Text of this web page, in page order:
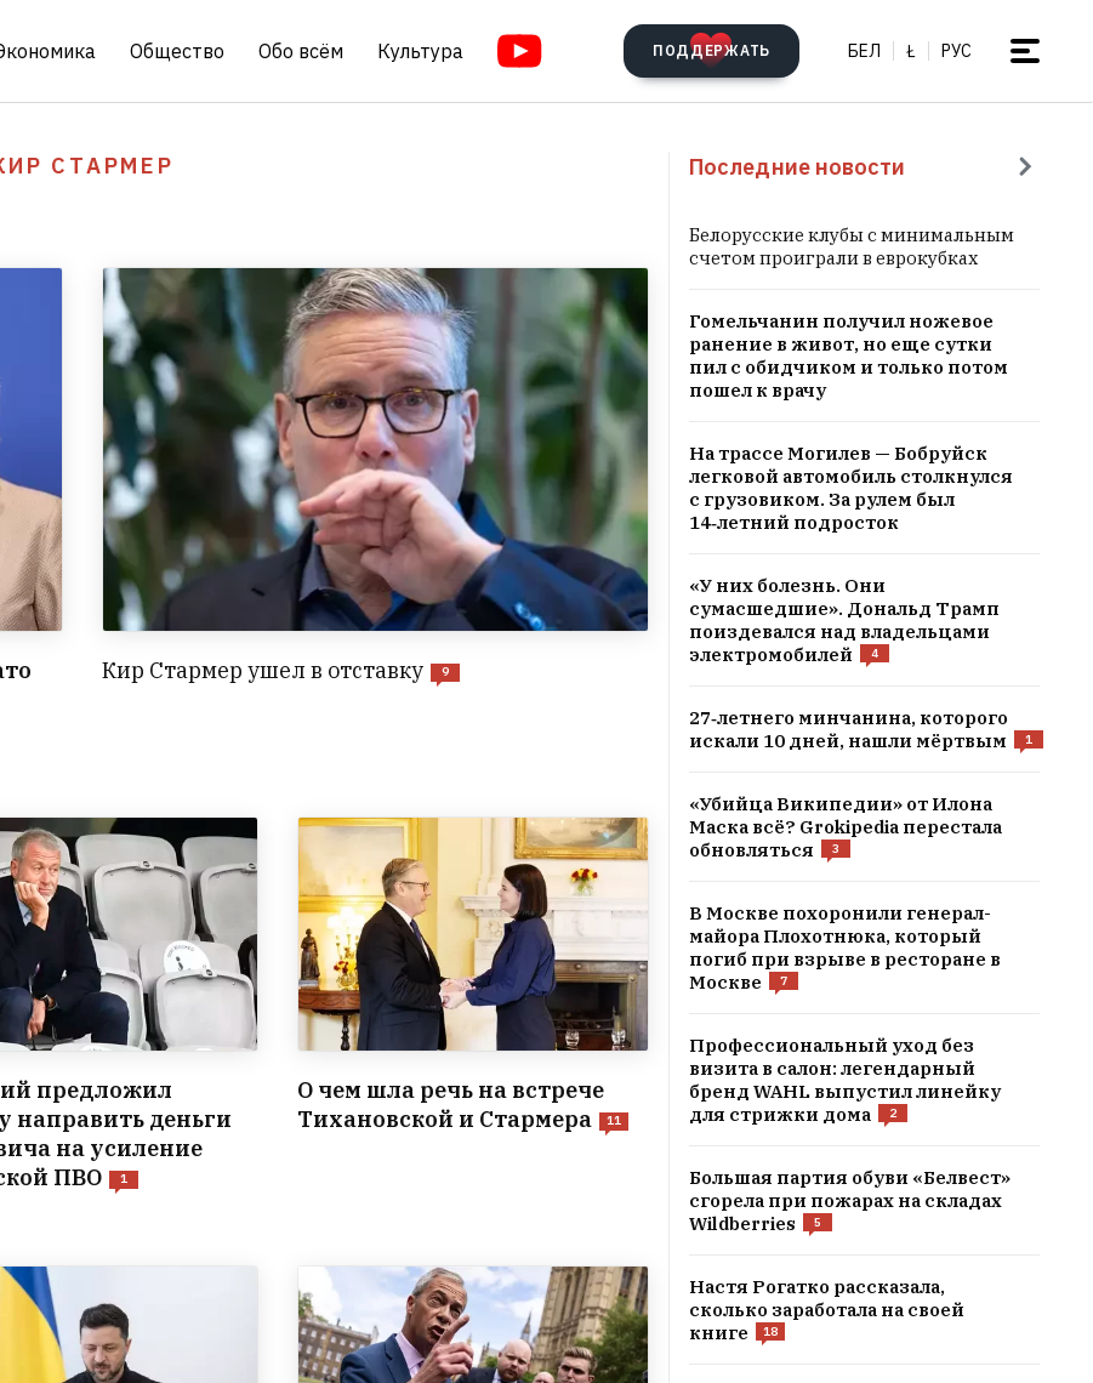
Общество Обо всём Культура ПОДДЕРЖАТЬ БЕЛ Ł РУС
СТАРМЕР
Кир Стармер ушел в отставку 9
предложил
направить деньги
на усиление
ПВО
1
О чем шла речь на встрече
Тихановской и Стармера
11
Последние новости
Белорусские клубы с минимальным
счетом проиграли в еврокубках
Гомельчанин получил ножевое
ранение в живот, но еще сутки
пил с обидчиком и только потом
пошел к врачу
На трассе Могилев — Бобруйск
легковой автомобиль столкнулся
с грузовиком. За рулем был
14‑летний подросток
«У них болезнь. Они
сумасшедшие». Дональд Трамп
поиздевался над владельцами
электромобилей
4
27‑летнего минчанина, которого
искали 10 дней, нашли мёртвым
1
«Убийца Википедии» от Илона
Маска всё? Grokipedia перестала
обновляться
3
В Москве похоронили генерал-
майора Плохотнюка, который
погиб при взрыве в ресторане в
Москве
7
Профессиональный уход без
визита в салон: легендарный
бренд WAHL выпустил линейку
для стрижки дома
2
Большая партия обуви «Белвест»
сгорела при пожарах на складах
Wildberries
5
Настя Рогатко рассказала,
сколько заработала на своей
книге
18